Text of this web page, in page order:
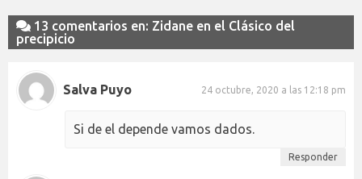
13 comentarios en: Zidane en el Clásico del
precipicio
Salva Puyo 24 octubre, 2020 a las 12:18 pm
Si de el depende vamos dados.
Responder